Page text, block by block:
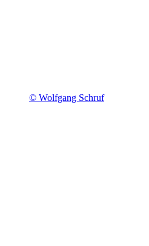
© Wolfgang Schruf